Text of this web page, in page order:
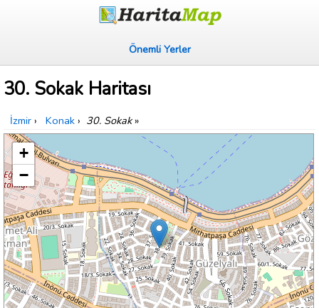
Önemli Yerler
30. Sokak Haritası
İzmir › Konak › 30. Sokak»
+
−